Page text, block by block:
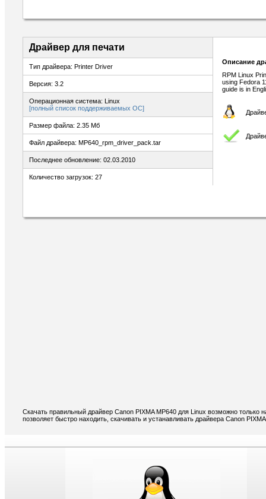
Драйвер для печати
Тип драйвера: Printer Driver
Версия: 3.2
Операционная система: Linux
[полный список поддерживаемых ОС]
Размер файла: 2.35 Мб
Файл драйвера: MP640_rpm_driver_pack.tar
Последнее обновление: 02.03.2010
Количество загрузок: 27
Описание
RPM Linux
using Fedora
guide is in
Скачать правильный драйвер Canon PIXMA MP640 для Linux возможно только
позволяет быстро находить, скачивать и устанавливать драйвера Canon